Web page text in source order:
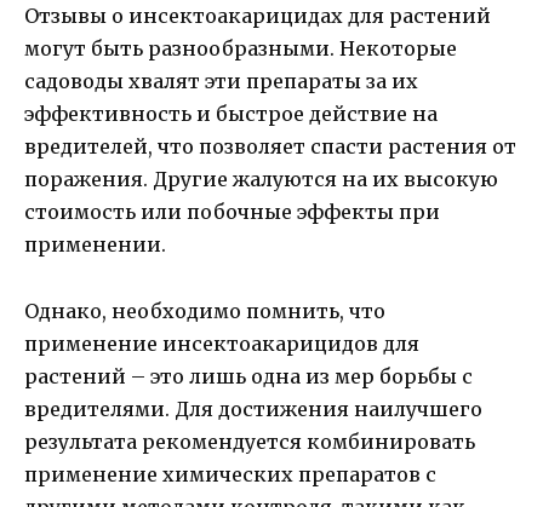
Отзывы о инсектоакарицидах для растений
могут быть разнообразными. Некоторые
садоводы хвалят эти препараты за их
эффективность и быстрое действие на
вредителей, что позволяет спасти растения от
поражения. Другие жалуются на их высокую
стоимость или побочные эффекты при
применении.
Однако, необходимо помнить, что
применение инсектоакарицидов для
растений – это лишь одна из мер борьбы с
вредителями. Для достижения наилучшего
результата рекомендуется комбинировать
применение химических препаратов с